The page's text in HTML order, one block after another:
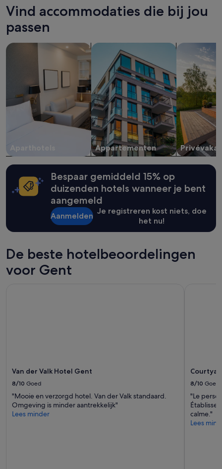
24
uur
op
basis
van
een
voor
volwassenen.
en
kunnen
wijzigen.
Mogelijk
gelden
extra
Vind accommodaties die bij jou
passen
Aparthotels
Aparthotels zoeken
Appartementen
Appartementen zoekenzoeken
Bespaar gemiddeld 15% op
duizenden hotels wanneer je bent
aangemeld
Aanmelden
Je registreren kost niets, doe
het nu!
De beste hotelbeoordelingen
voor Gent
Van der Valk Hotel Gent
8/10 Goed
"Mooie en verzorgd hotel. Van der Valk standaard.
Omgeving is minder aantrekkelijk"
Lees minder
8/10 Goed
"Le
calme."
Lees